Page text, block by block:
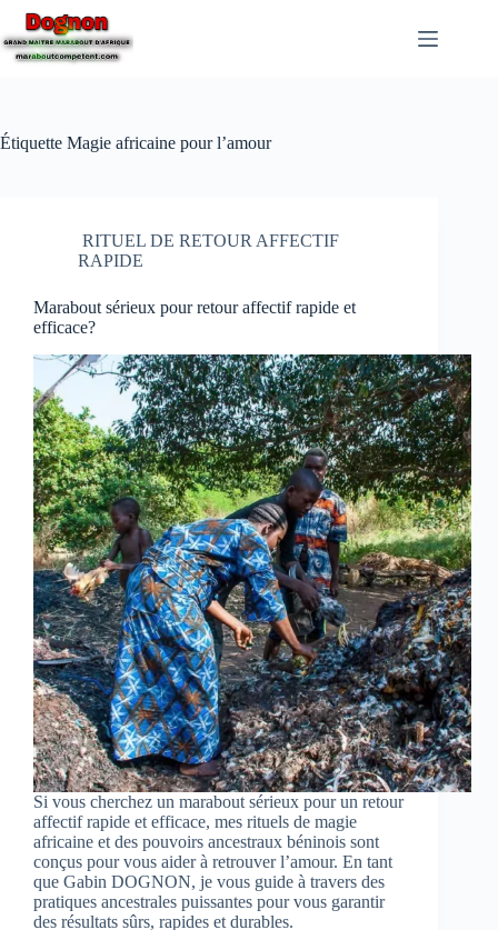
Étiquette Magie africaine pour l’amour
RITUEL DE RETOUR AFFECTIF
RAPIDE
Marabout sérieux pour retour affectif rapide et
efficace?
Si vous cherchez un marabout sérieux pour un retour
affectif rapide et efficace, mes rituels de magie
africaine et des pouvoirs ancestraux béninois sont
conçus pour vous aider à retrouver l’amour. En tant
que Gabin DOGNON, je vous guide à travers des
pratiques ancestrales puissantes pour vous garantir
des résultats sûrs, rapides et durables.